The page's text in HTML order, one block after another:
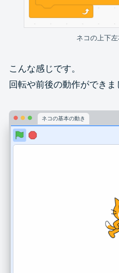
ネコの上下
こんな感じです。
回転や前後の動作ができま
ネコの基本の動き